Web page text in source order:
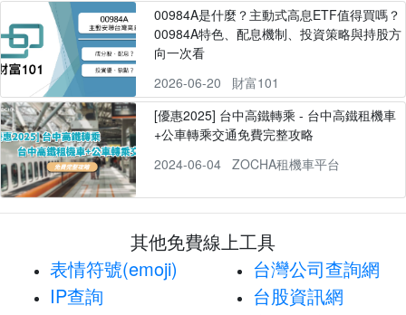
00984A是什麼？主動式高息ETF值得買嗎？
00984A特色、配息機制、投資策略與持股方
向一次看
2026-06-20
財富101
[優惠2025] 台中高鐵轉乘 - 台中高鐵租機車
+公車轉乘交通免費完整攻略
2024-06-04
ZOCHA租機車平台
其他免費線上工具
表情符號(emoji)
IP查詢
台灣公司查詢網
台股資訊網